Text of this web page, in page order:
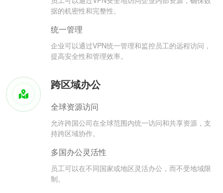
据的机密性和完整性。
统一管理
企业可以通过VPN统一管理和监控员工的远程访问，
提高安全性和管理效率。
跨区域办公
全球资源访问
允许跨国公司在全球范围内统一访问和共享资源，支
持跨区域协作。
多国办公灵活性
员工可以在不同国家或地区灵活办公，而不受地域限
制。